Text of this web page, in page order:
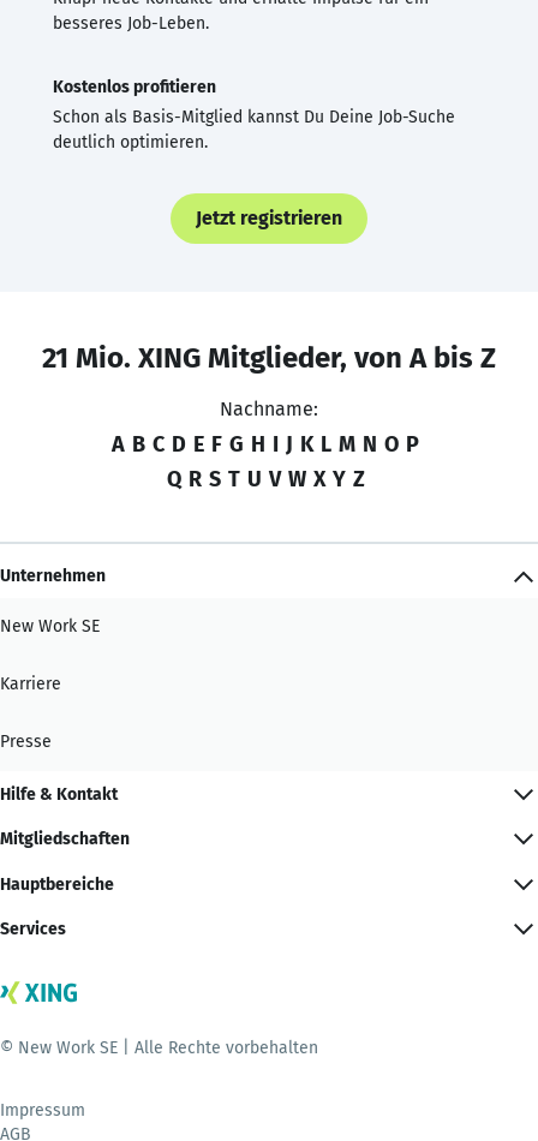
besseres Job-Leben.
Kostenlos profitieren
Schon als Basis-Mitglied kannst Du Deine Job-Suche
deutlich optimieren.
Jetzt registrieren
21 Mio. XING Mitglieder, von A bis Z
Nachname:
A B C D E F G H I J K L M N O P
Q R S T U V W X Y Z
Unternehmen
New Work SE
Karriere
Presse
Hilfe & Kontakt
Mitgliedschaften
Hauptbereiche
Services
© New Work SE | Alle Rechte vorbehalten
Impressum
AGB